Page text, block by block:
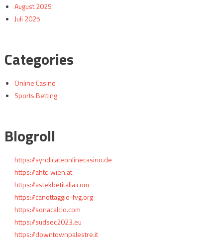
August 2025
Juli 2025
Categories
Online Casino
Sports Betting
Blogroll
https://syndicateonlinecasino.de
https://ahtc-wien.at
https://astekbetitalia.com
https://canottaggio-fvg.org
https://sonacalcio.com
https://sudsec2023.eu
https://downtownpalestre.it